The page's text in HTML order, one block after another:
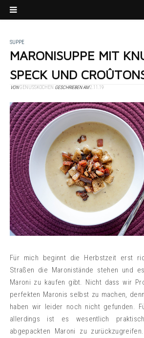
SUPPE
MARONISUPPE MIT
SPECK UND
VONGENUSSKOCHEN GESCHRIEBEN AM2.11.19
Für mich beginnt die Herbstzeit erst
Straßen die Maronistände stehen und
Maroni zu kaufen gibt. Nicht dass wir
perfekten Maronis selbst zu machen,
haben wir leider noch nicht gefunden.
allerdings ist es wesentlich
abgepackten Maroni zu